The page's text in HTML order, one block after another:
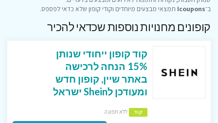
ב־Icoupons תמצאי מבצעים מיוחדים וקודי קופון שלא כדאי לפספס.
קופונים מחנויות נוספות שכדאי להכיר
קוד קופון ייחודי שנותן
15% הנחה לרכישה
באתר שיין, קופון חדש
ומעודכן לShein ישראל
קוד ללא תפוגה